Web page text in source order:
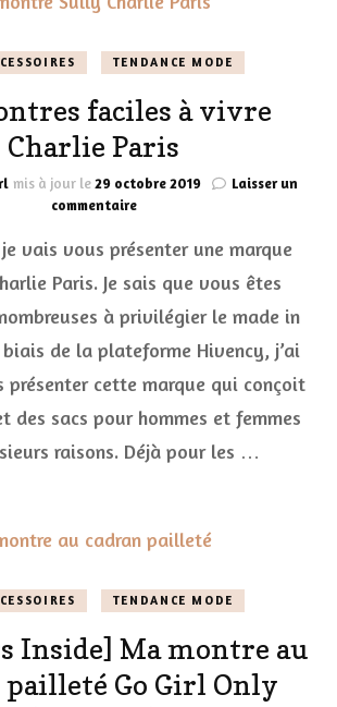
TENDANCE MODE
faciles à vivre
Charlie Paris
mis à jour le29 octobre 2019
Laisser un
commentairesur
montres
à
vivre
Paris
vais vous présenter une marque
Paris. Je sais que vous êtes
à privilégier le made in
biais de la plateforme Hivency, j’ai
présenter cette marque qui conçoit
des sacs pour hommes et femmes
raisons. Déjà pour les …
TENDANCE MODE
Inside] Ma montre au
pailleté Go Girl Only